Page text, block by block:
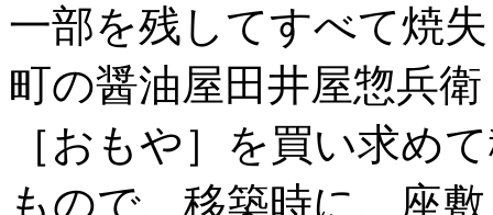
一部を残してすべて焼
町の醤油屋田井屋惣兵
［おもや］を買い求め
もので、移築時に、座